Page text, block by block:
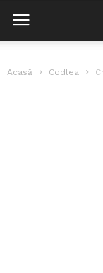
Acasă Codlea